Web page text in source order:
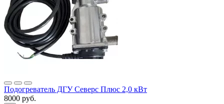
Подогреватель ДГУ Северс Плюс 2,0 кВт
8000 руб.